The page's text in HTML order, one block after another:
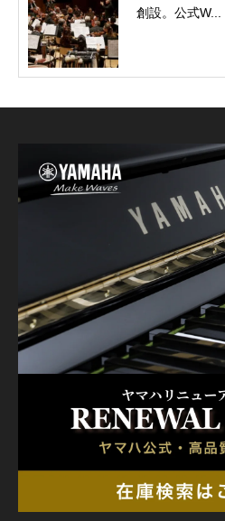
創設。公式W...